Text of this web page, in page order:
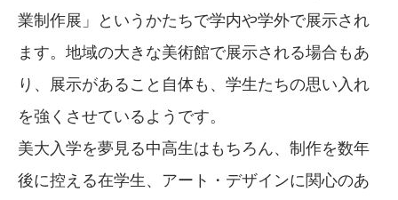
業制作展」というかたちで学内や学外で展示され
ます。地域の大きな美術館で展示される場合もあ
り、展示があること自体も、学生たちの思い入れ
を強くさせているようです。
美大入学を夢見る中高生はもちろん、制作を数年
後に控える在学生、アート・デザインに関心のあ